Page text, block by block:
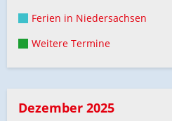
Ferien in Niedersachsen
Weitere Termine
Dezember 2025